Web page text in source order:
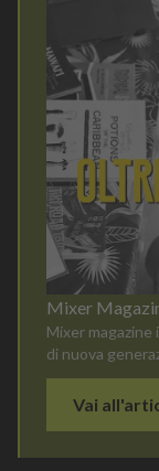
Mixer
Mixer
di nuova
Vai